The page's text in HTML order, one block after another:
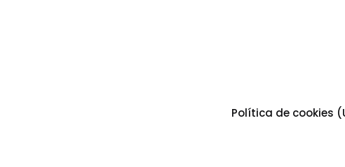
Política de cookies